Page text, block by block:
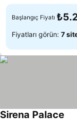
Başlangıç Fiyatı
Fiyatları görün: 7
Sirena Palace